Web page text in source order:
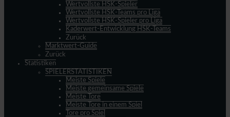
Wertvollste HSK-Spieler
Wertvollste HSK-Teams pro Liga
Wertvollste HSK-Spieler pro Liga
Kaderwert-Entwicklung HSK-Teams
Zurück
Marktwert-Guide
Zurück
Statistiken
SPIELERSTATISTIKEN
Meiste Spiele
Meiste gemeinsame Spiele
Meiste Tore
Meiste Tore in einem Spiel
Tore pro Spiel